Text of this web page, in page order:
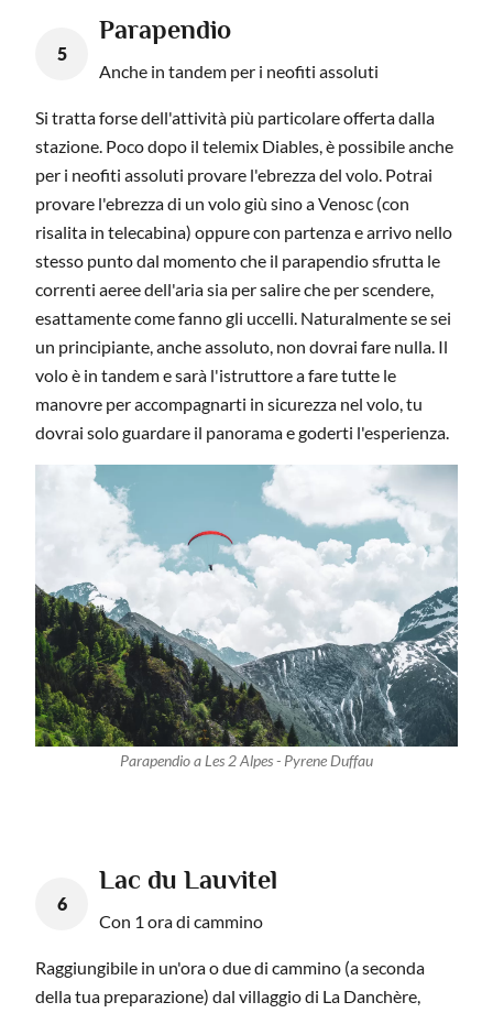
Parapendio a Les 2 Alpes - Pyrene Duffau
5
Parapendio
Anche in tandem per i neofiti assoluti
Si tratta forse dell'attività più particolare offerta dalla
stazione. Poco dopo il telemix Diables, è possibile anche
per i neofiti assoluti provare l'ebrezza del volo. Potrai
provare l'ebrezza di un volo giù sino a Venosc (con
risalita in telecabina) oppure con partenza e arrivo nello
stesso punto dal momento che il parapendio sfrutta le
correnti aeree dell'aria sia per salire che per scendere,
esattamente come fanno gli uccelli. Naturalmente se sei
un principiante, anche assoluto, non dovrai fare nulla. Il
volo è in tandem e sarà l'istruttore a fare tutte le
manovre per accompagnarti in sicurezza nel volo, tu
dovrai solo guardare il panorama e goderti l'esperienza.
6
Lac du Lauvitel
Con 1 ora di cammino
Raggiungibile in un'ora o due di cammino (a seconda
della tua preparazione) dal villaggio di La Danchère,